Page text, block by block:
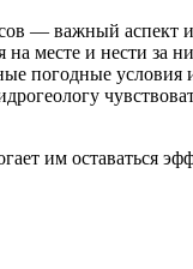
— важный аспект
месте и нести за
погодные условия
им оставаться